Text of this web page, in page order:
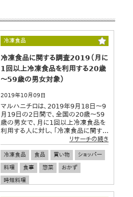
冷凍食品
冷凍食品に関する調査2019（月に
1回以上冷凍食品を利用する20歳
～59歳の男女対象）
2019年10月09日
マルハニチロは、2019年9月18日～9
月19日の2日間で、全国の20歳～59
歳の男女で、月に1回以上冷凍食品を
利用する人に対し、「冷凍食品に関す...
リサーチの続き
冷凍食品 食品 買い物
ショッパー
料理
食事 惣菜
おかず
時短料理